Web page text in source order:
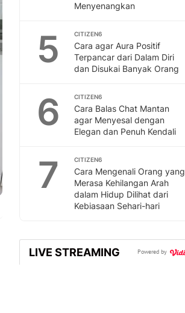
Menyenangkan
5 CITIZEN6
Cara agar Aura Positif
Terpancar dari Dalam Diri
dan Disukai Banyak Orang
6 CITIZEN6
Cara Balas Chat Mantan
agar Menyesal dengan
Elegan dan Penuh Kendali
7 CITIZEN6
Cara Mengenali Orang yang
Merasa Kehilangan Arah
dalam Hidup Dilihat dari
Kebiasaan Sehari-hari
LIVE STREAMING Powered by